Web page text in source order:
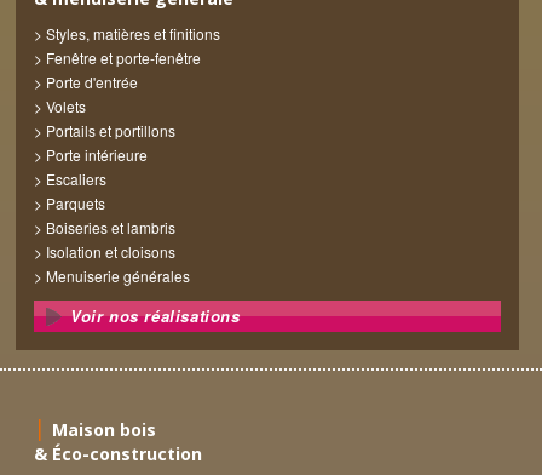
Styles, matières et finitions
Fenêtre et porte-fenêtre
Porte d'entrée
Volets
Portails et portillons
Porte intérieure
Escaliers
Parquets
Boiseries et lambris
Isolation et cloisons
Menuiserie générales
Voir nos réalisations
Maison bois
& Éco-construction